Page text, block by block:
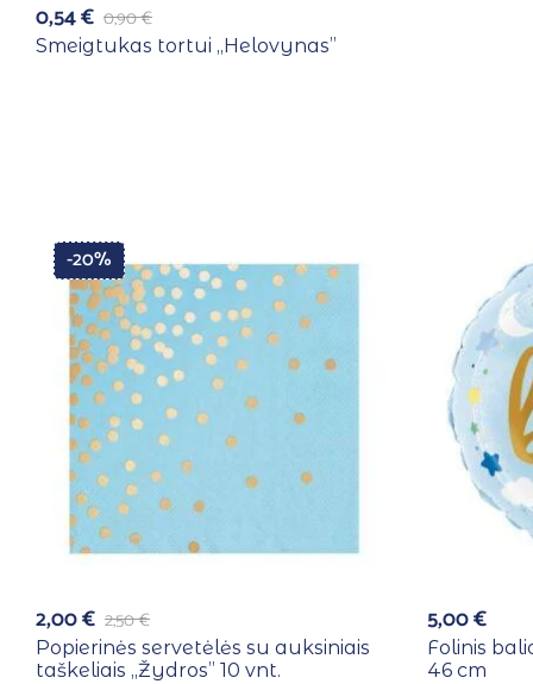
0,90€
0,54€
Smeigtukas tortui ,,Helovynas”
-20%
2,50€
2,00€
Popierinės servetėlės su auksiniais
taškeliais ,,Žydros” 10 vnt.
5,00€
Folinis
46 cm